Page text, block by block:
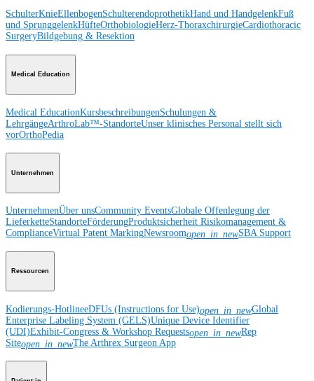
SchulterKnieEllenbogenSchulterendoprothetikHand und HandgelenkFuß
und SprunggelenkHüfteOrthobiologieHerz-ThoraxchirurgieCardiothoracic
SurgeryBildgebung & Resektion
Medical Education
Medical EducationKursbeschreibungenSchulungen &
LehrgängeArthroLab™-StandorteUnser klinisches Personal stellt sich
vorOrthoPedia
Unternehmen
UnternehmenÜber unsCommunity EventsGlobale Offenlegung der
LieferketteStandorteFörderungProduktsicherheit Risikomanagement &
ComplianceVirtual Patent MarkingNewsroomopen_in_newSBA Support
Ressourcen
Kodierungs-HotlineeDFUs (Instructions for Use)open_in_newGlobal
Enterprise Labeling System (GELS)Unique Device Identifier
(UDI)Exhibit-Congress & Workshop Requestsopen_in_newRep
Siteopen_in_newThe Arthrex Surgeon App